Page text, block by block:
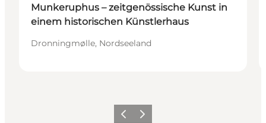
Munkeruphus – zeitgenössische Kunst in
einem historischen Künstlerhaus
Dronningmølle, Nordseeland
ZurückWeiter